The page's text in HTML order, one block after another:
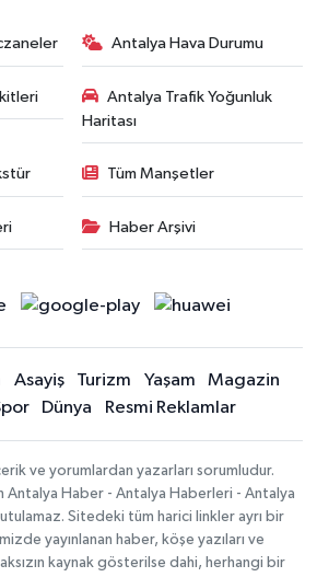
Antalya Hava Durumu
Antalya Trafik Yoğunluk
Haritası
Tüm Manşetler
Haber Arşivi
Asayiş Turizm Yaşam
Magazin
Dünya Resmi Reklamlar
ve yorumlardan yazarları sorumludur.
Antalya Haber - Antalya Haberleri - Antalya
Sitedeki tüm harici linkler ayrı bir
yayınlanan haber, köşe yazıları ve
kaynak gösterilse dahi, herhangi bir